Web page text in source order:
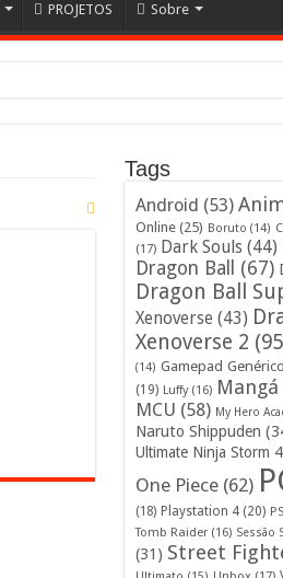
PROJETOS Sobre
Tags
Android (53)
Online(25) Boruto (14)
(17) Dark Souls(44)
Dragon Ball (67)
Dragon Ball
Xenoverse (43)
Xenoverse 2
(14) Gamepad Genérico
(19) Luffy(16) Mangá
MCU (58) My Hero
Naruto Shippuden
Ultimate Ninja Storm 4
One Piece(62)
(18) Playstation 4(20)
Tomb Raider(16) Sessão
(31) Street